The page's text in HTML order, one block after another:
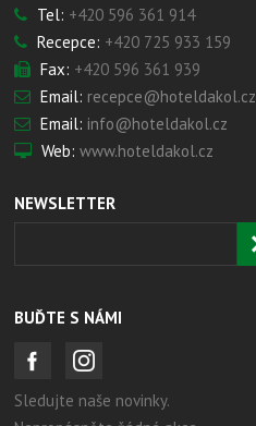
Tel: +420 596 361 914
Recepce: +420 725 933 159
Fax: +420 596 361 939
Email: recepce@hoteldakol.cz
Email: info@hoteldakol.cz
Web: www.hoteldakol.cz
NEWSLETTER
BUĎTE S NÁMI
Sledujte naše novinky.